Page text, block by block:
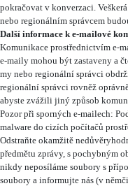
pokračovat v konverzaci.
nebo regionálním správcem
Další informace k e-mailové
Komunikace prostřednictvím e-
e-maily mohou být zastaveny a
my nebo regionální správci
regionální správci rovněž
abyste zvážili jiný způsob
Pozor při sporných e-mailech:
malware do cizích počítačů
Odstraňte okamžitě
předmětu zprávy, s pochybným
nikdy neposíláme soubory s
soubory a informujte nás (v